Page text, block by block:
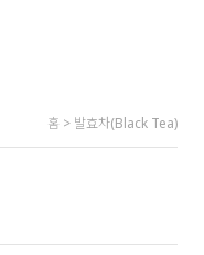
홈 > 발효차(Black Tea)